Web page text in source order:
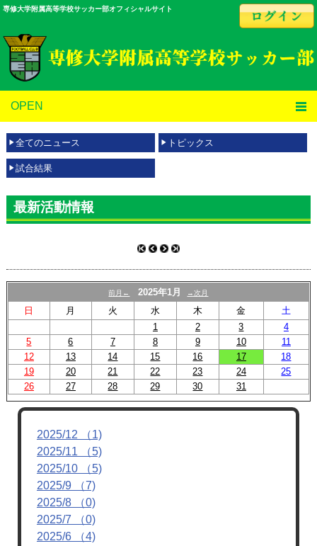
専修大学附属高等学校サッカー部オフィシャルサイト
OPEN
全てのニュース トピックス
試合結果
最新活動情報
前月← 2025年1月 →次月
日 月 火 水 木 金
土
1
2 3
4
5
6 7 8 9 10
11
12
13 14 15 16 17
18
19
20 21 22 23 24
25
26
27 28 29 30 31
2025/12 （1)
2025/11 （5)
2025/10 （5)
2025/9 （7)
2025/8 （0)
2025/7 （0)
2025/6 （4)